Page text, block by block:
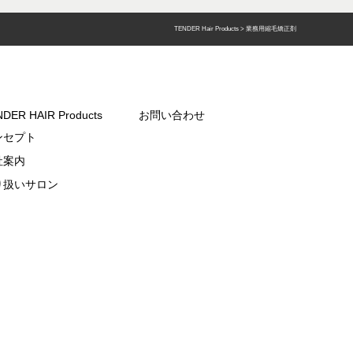
TENDER Hair Products > 業務用縮毛矯正剤
HAIR Products
セプト
案内
扱いサロン
お問い合わせ